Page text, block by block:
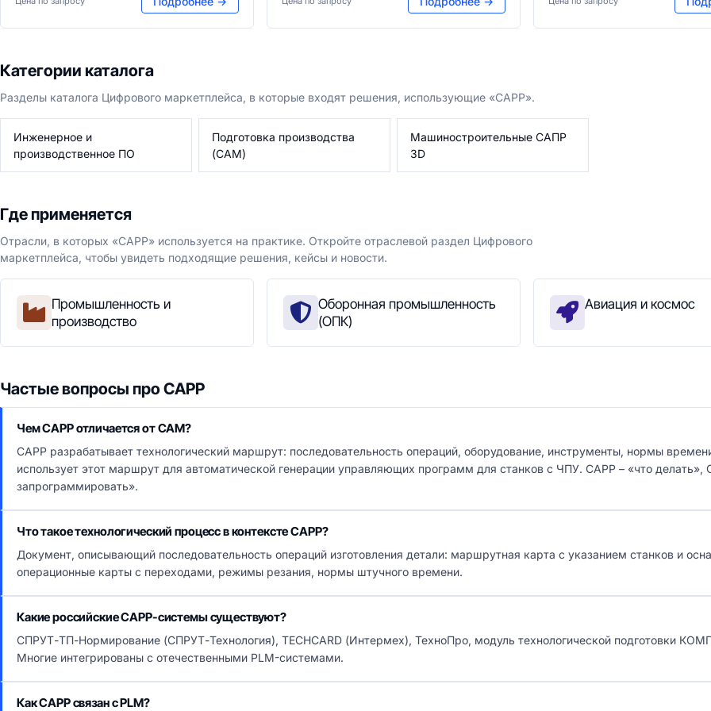
Категории каталога
Разделы каталога Цифрового маркетплейса, в которые входят решения, использующие «CAPP».
Инженерное и
производственное ПО
Подготовка производства
(CAM)
Машиностроительные САПР
3D
Где применяется
Отрасли, в которых «CAPP» используется на практике. Откройте отраслевой раздел Цифрового
маркетплейса, чтобы увидеть подходящие решения, кейсы и новости.
Промышленность и
производство
Оборонная промышленность
(ОПК)
Авиация и космос
Частые вопросы про CAPP
Чем CAPP отличается от CAM?
CAPP разрабатывает технологический маршрут: последовательность операций, оборудование, инструменты, нормы
использует этот маршрут для автоматической генерации управляющих программ для станков с ЧПУ. CAPP – «что делать»,
запрограммировать».
Что такое технологический процесс в контексте CAPP?
Документ, описывающий последовательность операций изготовления детали: маршрутная карта с указанием станков и
операционные карты с переходами, режимы резания, нормы штучного времени.
Какие российские CAPP-системы существуют?
СПРУТ-ТП-Нормирование (СПРУТ-Технология), TECHCARD (Интермех), ТехноПро, модуль технологической подготовки
Многие интегрированы с отечественными PLM-системами.
Как CAPP связан с PLM?